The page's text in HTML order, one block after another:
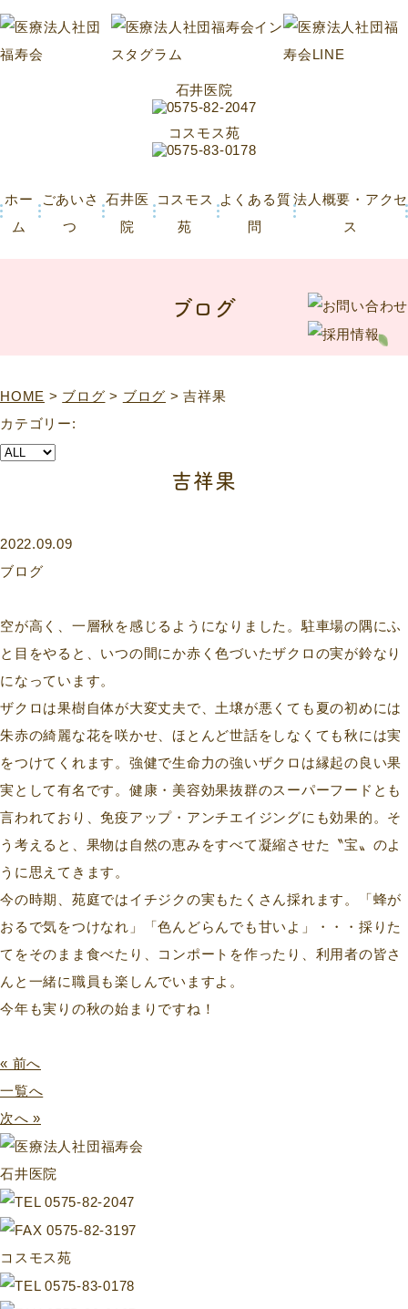
石井医院
コスモス苑
ホー
ム
ごあいさ
つ
石井医
院
コスモス
苑
よくある質
問
法人概要・アクセ
ス
ブログ
HOME > ブログ > ブログ >吉祥果
カテゴリー:
吉祥果
2022.09.09
ブログ
空が高く、一層秋を感じるようになりました。駐車場の隅にふ
と目をやると、いつの間にか赤く色づいたザクロの実が鈴なり
になっています。
ザクロは果樹自体が大変丈夫で、土壌が悪くても夏の初めには
朱赤の綺麗な花を咲かせ、ほとんど世話をしなくても秋には実
をつけてくれます。強健で生命力の強いザクロは縁起の良い果
実として有名です。健康・美容効果抜群のスーパーフードとも
言われており、免疫アップ・アンチエイジングにも効果的。そ
う考えると、果物は自然の恵みをすべて凝縮させた〝宝〟のよ
うに思えてきます。
今の時期、苑庭ではイチジクの実もたくさん採れます。「蜂が
おるで気をつけなれ」「色んどらんでも甘いよ」・・・採りた
てをそのまま食べたり、コンポートを作ったり、利用者の皆さ
んと一緒に職員も楽しんでいますよ。
今年も実りの秋の始まりですね！
« 前へ
一覧へ
次へ »
石井医院
コスモス苑